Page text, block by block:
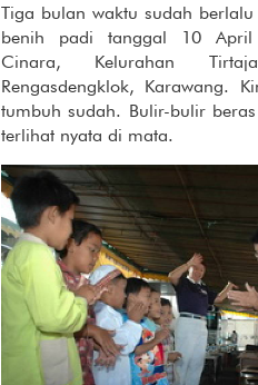
Tiga bulan waktu sudah
benih padi tanggal 10
Cinara, Kelurahan
Rengasdengklok, Karawang.
tumbuh sudah. Bulir-bulir
terlihat nyata di mata.